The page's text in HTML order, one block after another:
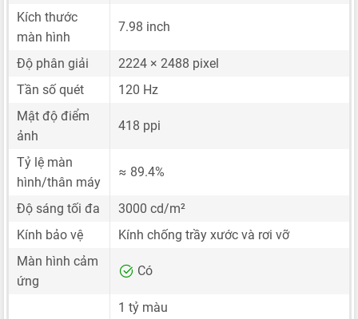
Kích thước
màn hình
7.98 inch
Độ phân giải
2224 × 2488 pixel
Tần số quét
120 Hz
Mật độ điểm
ảnh
418 ppi
Tỷ lệ màn
hình/thân máy
≈ 89.4%
Độ sáng tối đa
3000 cd/m²
Kính bảo vệ
Kính chống trầy xước và rơi vỡ
Màn hình cảm
ứng
Có
1 tỷ màu